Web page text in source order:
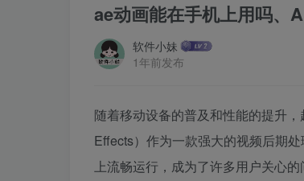
ae动画能在手机上用吗、
软件小妹
1年前发布
随着移动设备的普及和性能的提升
Effects）作为一款强大的视频后期
上流畅运行，成为了许多用户关心